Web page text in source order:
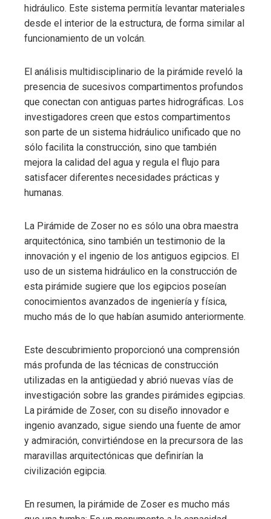
hidráulico. Este sistema permitía levantar materiales
desde el interior de la estructura, de forma similar al
funcionamiento de un volcán.
El análisis multidisciplinario de la pirámide reveló la
presencia de sucesivos compartimentos profundos
que conectan con antiguas partes hidrográficas. Los
investigadores creen que estos compartimentos
son parte de un sistema hidráulico unificado que no
sólo facilita la construcción, sino que también
mejora la calidad del agua y regula el flujo para
satisfacer diferentes necesidades prácticas y
humanas.
La Pirámide de Zoser no es sólo una obra maestra
arquitectónica, sino también un testimonio de la
innovación y el ingenio de los antiguos egipcios. El
uso de un sistema hidráulico en la construcción de
esta pirámide sugiere que los egipcios poseían
conocimientos avanzados de ingeniería y física,
mucho más de lo que habían asumido anteriormente.
Este descubrimiento proporcionó una comprensión
más profunda de las técnicas de construcción
utilizadas en la antigüedad y abrió nuevas vías de
investigación sobre las grandes pirámides egipcias.
La pirámide de Zoser, con su diseño innovador e
ingenio avanzado, sigue siendo una fuente de amor
y admiración, convirtiéndose en la precursora de las
maravillas arquitectónicas que definirían la
civilización egipcia.
En resumen, la pirámide de Zoser es mucho más